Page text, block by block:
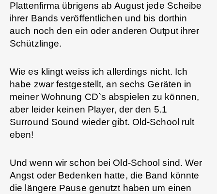
Plattenfirma übrigens ab August jede Scheibe
ihrer Bands veröffentlichen und bis dorthin
auch noch den ein oder anderen Output ihrer
Schützlinge.
Wie es klingt weiss ich allerdings nicht. Ich
habe zwar festgestellt, an sechs Geräten in
meiner Wohnung CD`s abspielen zu können,
aber leider keinen Player, der den 5.1
Surround Sound wieder gibt. Old-School rult
eben!
Und wenn wir schon bei Old-School sind. Wer
Angst oder Bedenken hatte, die Band könnte
die längere Pause genutzt haben um einen